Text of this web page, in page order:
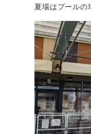
夏場はプールの